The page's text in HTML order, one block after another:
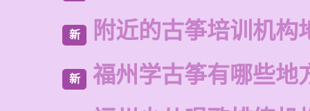
新 附近的古筝培训机构
新 福州学古筝有哪些地